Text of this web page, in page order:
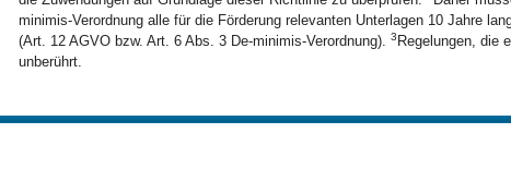
minimis-Verordnung alle für die Förderung relevanten Unterlagen 10 Jahre
(Art. 12 AGVO bzw. Art. 6 Abs. 3 De-minimis-Verordnung). 3 Regelungen, die
unberührt.